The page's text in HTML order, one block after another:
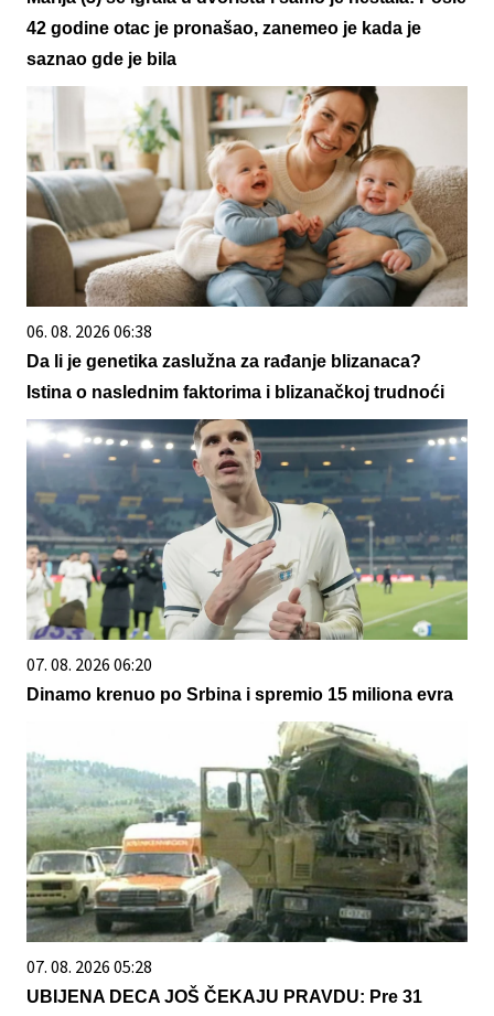
42 godine otac je pronašao, zanemeo je kada je
saznao gde je bila
06. 08. 2026 06:38
Da li je genetika zaslužna za rađanje blizanaca?
Istina o naslednim faktorima i blizanačkoj trudnoći
07. 08. 2026 06:20
Dinamo krenuo po Srbina i spremio 15 miliona evra
07. 08. 2026 05:28
UBIJENA DECA JOŠ ČEKAJU PRAVDU: Pre 31